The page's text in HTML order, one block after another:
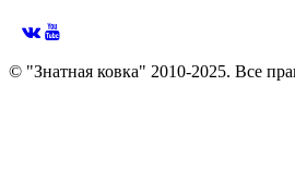
© "Знатная ковка" 2010-2025. Все